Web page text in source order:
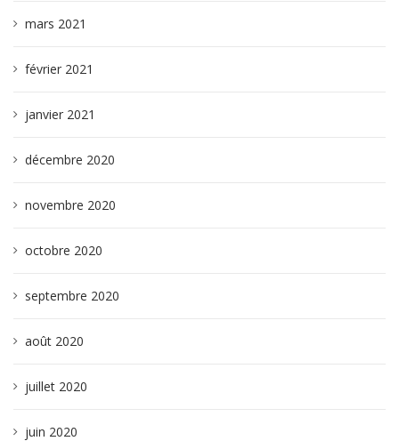
mars 2021
février 2021
janvier 2021
décembre 2020
novembre 2020
octobre 2020
septembre 2020
août 2020
juillet 2020
juin 2020